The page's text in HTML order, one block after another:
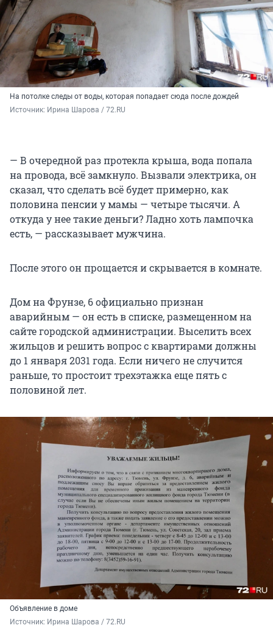
На потолке следы от воды, которая попадает сюда после дождей
Источник: Ирина Шарова / 72.RU
— В очередной раз протекла крыша, вода попала
на провода, всё замкнуло. Вызвали электрика, он
сказал, что сделать всё будет примерно, как
половина пенсии у мамы — четыре тысячи. А
откуда у нее такие деньги? Ладно хоть лампочка
есть, — рассказывает мужчина.
После этого он прощается и скрывается в комнате.
Дом на Фрунзе, 6 официально признан
аварийным — он есть в списке, размещенном на
сайте городской администрации. Выселить всех
жильцов и решить вопрос с квартирами должны
до 1 января 2031 года. Если ничего не случится
раньше, то простоит трехэтажка еще пять с
половиной лет.
Объявление в доме
Источник: Ирина Шарова / 72.RU